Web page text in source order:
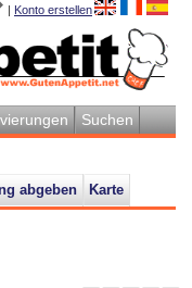
| Konto erstellen
Suchen
abgeben Karte